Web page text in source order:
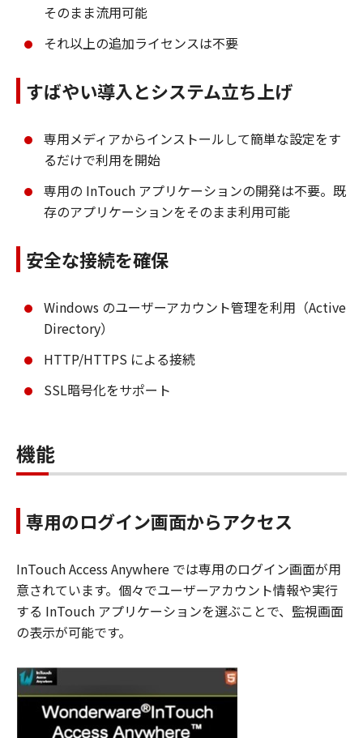
そのまま流用可能
それ以上の追加ライセンスは不要
すばやい導入とシステム立ち上げ
専用メディアからインストールして簡単な設定をす
るだけで利用を開始
専用の InTouch アプリケーションの開発は不要。既
存のアプリケーションをそのまま利用可能
安全な接続を確保
Windows のユーザーアカウント管理を利用（Active
Directory）
HTTP/HTTPS による接続
SSL暗号化をサポート
機能
専用のログイン画面からアクセス
InTouch Access Anywhere では専用のログイン画面が用
意されています。個々でユーザーアカウント情報や実行
する InTouch アプリケーションを選ぶことで、監視画面
の表示が可能です。